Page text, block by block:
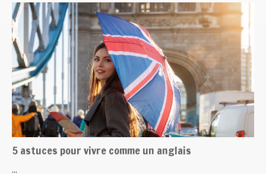
5 astuces pour vivre comme un anglais
...